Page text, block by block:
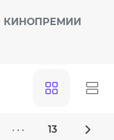
КИНОПРЕМИИ
· · · 13